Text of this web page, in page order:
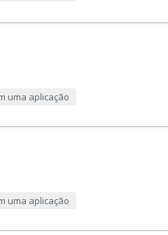
uma aplicação
uma aplicação